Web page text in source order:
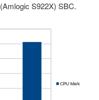
(Amlogic S922X) SBC.